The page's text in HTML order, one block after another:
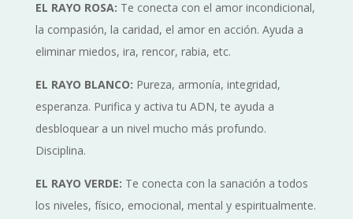
EL RAYO ROSA: Te conecta con el amor incondicional,
la compasión, la caridad, el amor en acción. Ayuda a
eliminar miedos, ira, rencor, rabia, etc.
EL RAYO BLANCO: Pureza, armonía, integridad,
esperanza. Purifica y activa tu ADN, te ayuda a
desbloquear a un nivel mucho más profundo.
Disciplina.
EL RAYO VERDE: Te conecta con la sanación a todos
los niveles, físico, emocional, mental y espiritualmente.